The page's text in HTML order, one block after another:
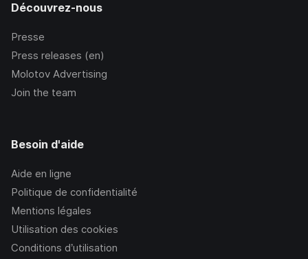
Découvrez-nous
Presse
Press releases (en)
Molotov Advertising
Join the team
Besoin d'aide
Aide en ligne
Politique de confidentialité
Mentions légales
Utilisation des cookies
Conditions d’utilisation